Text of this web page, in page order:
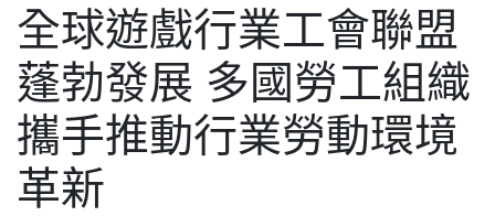
全球遊戲行業工會聯盟
蓬勃發展 多國勞工組織
攜手推動行業勞動環境
革新